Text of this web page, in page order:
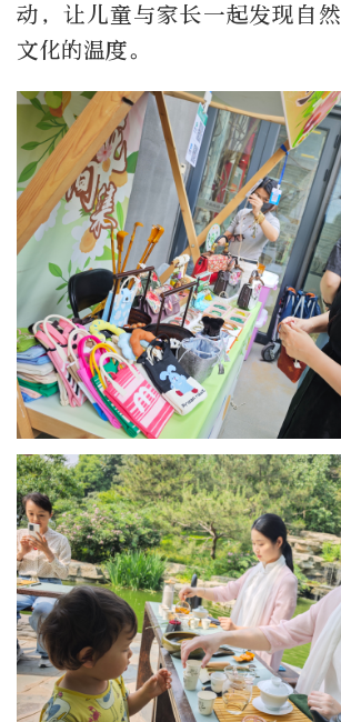
动，让儿童与家长一起发现自
文化的温度。